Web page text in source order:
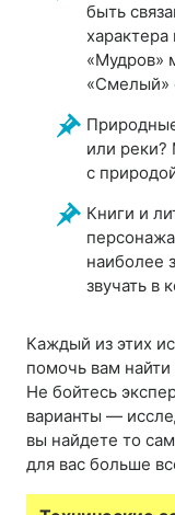
быть
«Мудров»
«Смелый»
или реки?
с
Книги и
наиболее
звучать в
Каждый из этих
помочь вам найти
Не бойтесь
варианты —
вы найдете то
для вас больше